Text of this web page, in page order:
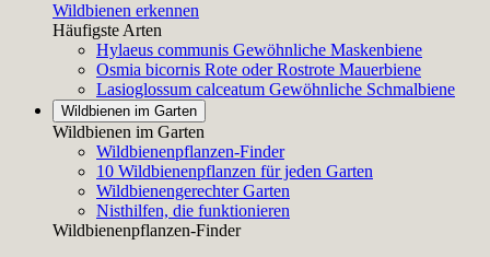
Wildbienen erkennen
Häufigste Arten
Hylaeus communis Gewöhnliche Maskenbiene
Osmia bicornis Rote oder Rostrote Mauerbiene
Lasioglossum calceatum Gewöhnliche Schmalbiene
Wildbienen im Garten
Wildbienen im Garten
Wildbienenpflanzen-Finder
10 Wildbienenpflanzen für jeden Garten
Wildbienengerechter Garten
Nisthilfen, die funktionieren
Wildbienenpflanzen-Finder